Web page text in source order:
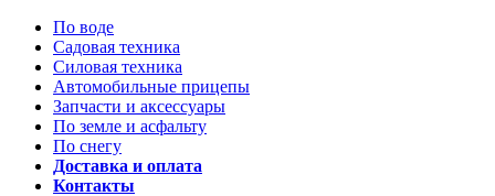
По воде
Садовая техника
Силовая техника
Автомобильные прицепы
Запчасти и аксессуары
По земле и асфальту
По снегу
Доставка и оплата
Контакты